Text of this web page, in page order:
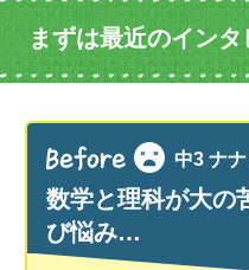
まずは最近のイン
中3 ナ
数学と理科が大
び悩み…